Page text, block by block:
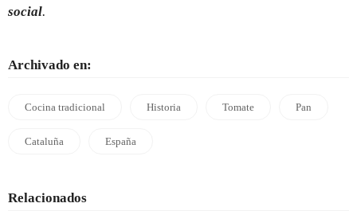
social.
Archivado en:
Cocina tradicional Historia Tomate Pan
Cataluña España
Relacionados